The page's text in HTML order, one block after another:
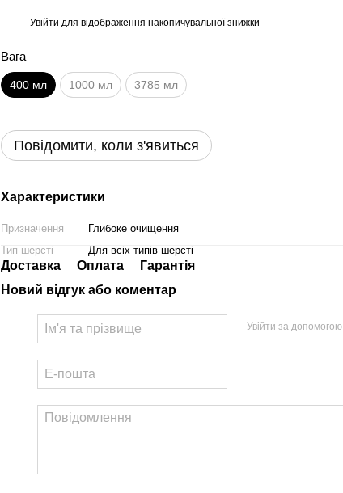
Увійти для відображення накопичувальної знижки
Вага
400 мл 1000 мл 3785 мл
Повідомити, коли з'явиться
Характеристики
Призначення
Глибоке очищення
Тип шерсті
Для всіх типів шерсті
Доставка Оплата
Гарантія
Новий відгук або коментар
Увійти за допомогою